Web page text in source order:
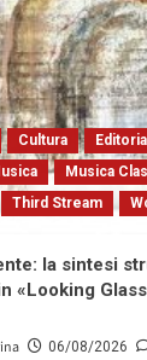
Cultura
Musica
Third Stream
la sintesi
«Looking
06/08/2026